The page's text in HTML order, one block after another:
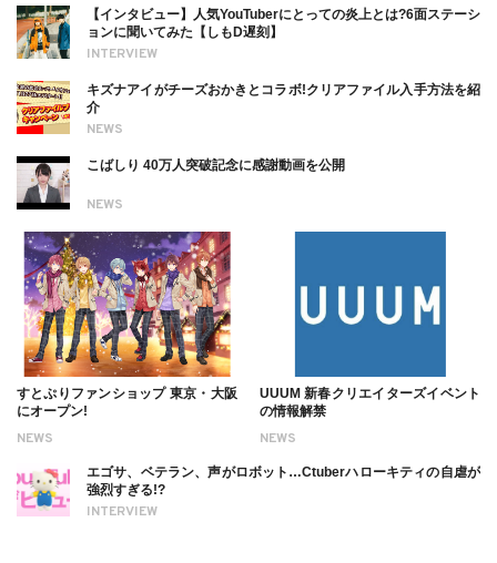
INTERVIEW
【インタビュー】人気YouTuberにとっての炎上とは?6面ステーシ
ョンに聞いてみた【しもD遅刻】
NEWS
キズナアイがチーズおかきとコラボ!クリアファイル入手方法を紹
介
NEWS
こばしり 40万人突破記念に感謝動画を公開
NEWS
すとぷりファンショップ 東京・大阪
にオープン!
NEWS
UUUM 新春クリエイターズイベント
の情報解禁
INTERVIEW
エゴサ、ベテラン、声がロボット…Ctuberハローキティの自虐が
強烈すぎる!?